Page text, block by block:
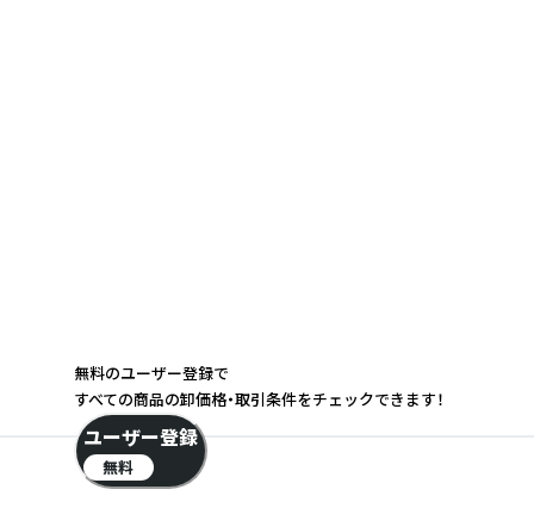
無料のユーザー登録で
すべての商品の卸価格・取引条件をチェックできます！
ユーザー登録
無料